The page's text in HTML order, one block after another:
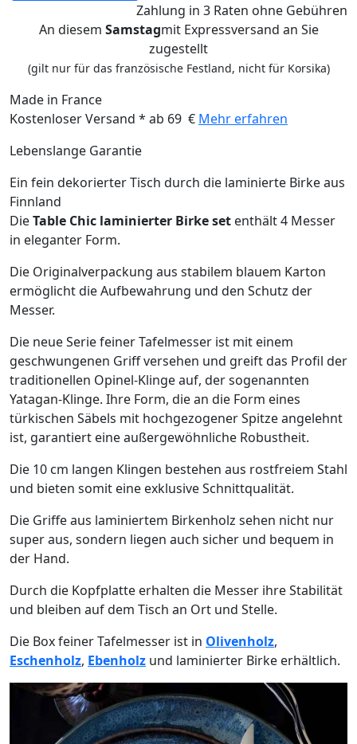
Zahlung in 3 Raten ohne Gebühren
An diesem Samstagmit Expressversand an Sie
zugestellt
(gilt nur für das französische Festland, nicht für Korsika)
Made in France
Kostenloser Versand * ab 69 € Mehr erfahren
Lebenslange Garantie
Ein fein dekorierter Tisch durch die laminierte Birke aus
Finnland
DieTable Chic laminierter Birke set​ enthält 4 Messer
in eleganter Form.
Die Originalverpackung aus stabilem blauem Karton
ermöglicht die Aufbewahrung und den Schutz der
Messer.
Die neue Serie feiner Tafelmesser ist mit einem
geschwungenen Griff versehen und greift das Profil der
traditionellen Opinel-Klinge auf, der sogenannten
Yatagan-Klinge. Ihre Form, die an die Form eines
türkischen Säbels mit hochgezogener Spitze angelehnt
ist, garantiert eine außergewöhnliche Robustheit.
Die 10 cm langen Klingen bestehen aus rostfreiem Stahl
und bieten somit eine exklusive Schnittqualität.
Die Griffe aus laminiertem Birkenholz sehen nicht nur
super aus, sondern liegen auch sicher und bequem in
der Hand.
Durch die Kopfplatte erhalten die Messer ihre Stabilität
und bleiben auf dem Tisch an Ort und Stelle.
Die Box feiner Tafelmesser ist in Olivenholz,
Eschenholz, Ebenholz und laminierter Birke erhältlich.